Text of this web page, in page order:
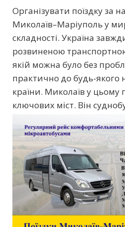
Організувати поїздку за
Миколаїв–Маріуполь у
складності. Україна
розвиненою
якій можна було без
практично до будь-якого
країни. Миколаїв у цьому
ключових міст. Він